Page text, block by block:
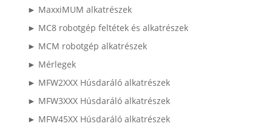
► MaxxiMUM alkatrészek
► MC8 robotgép feltétek és alkatrészek
► MCM robotgép alkatrészek
► Mérlegek
► MFW2XXX Húsdaráló alkatrészek
► MFW3XXX Húsdaráló alkatrészek
► MFW45XX Húsdaráló alkatrészek